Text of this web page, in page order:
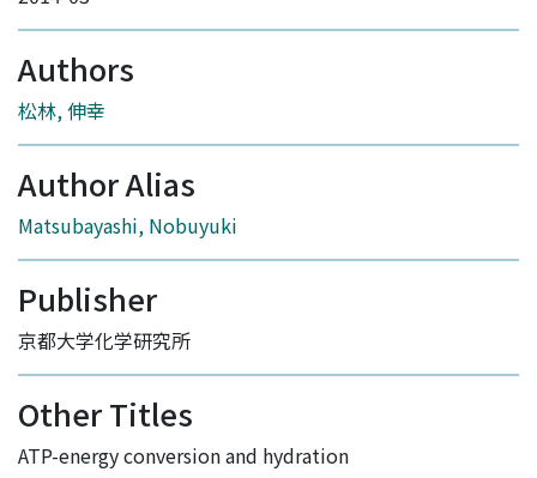
Authors
松林, 伸幸
Author Alias
Matsubayashi, Nobuyuki
Publisher
京都大学化学研究所
Other Titles
ATP-energy conversion and hydration